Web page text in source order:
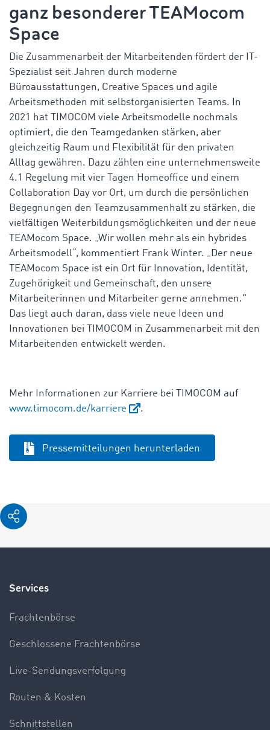
ganz besonderer TEAMocom
Space
Die Zusammenarbeit der Mitarbeitenden fördert der IT-
Spezialist seit Jahren durch moderne
Büroausstattungen, Creative Spaces und agile
Arbeitsmethoden mit selbstorganisierten Teams. In
2021 hat TIMOCOM viele Arbeitsmodelle nochmals
optimiert, die den Teamgedanken stärken, aber
gleichzeitig Raum und Flexibilität für den privaten
Alltag gewähren. Dazu zählen eine unternehmensweite
4.1 Regelung mit vier Tagen Homeoffice und einem
Collaboration Day vor Ort, um durch die persönlichen
Begegnungen den Teamzusammenhalt zu stärken, die
vielfältigen Weiterbildungsmöglichkeiten und der neue
TEAMocom Space. „Wir wollen mehr als ein hybrides
Arbeitsmodell“, kommentiert Frank Winter. „Der neue
TEAMocom Space ist ein Ort für Innovation, Identität,
Zugehörigkeit und Gemeinschaft, den unsere
Mitarbeiterinnen und Mitarbeiter gerne annehmen."
Das liegt auch daran, dass viele neue Ideen und
Innovationen bei TIMOCOM in Zusammenarbeit mit den
Mitarbeitenden entwickelt werden.
Mehr Informationen zur Karriere bei TIMOCOM auf
www.timocom.de/karriere
.
Pressemitteilungen herunterladen
Services
Frachtenbörse
Geschlossene Frachtenbörse
Live-Sendungsverfolgung
Routen & Kosten
Schnittstellen